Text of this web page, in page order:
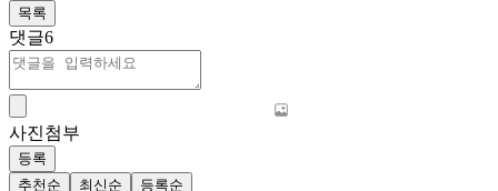
목록
댓글6
사진첨부
등록
추천순
최신순 등록순